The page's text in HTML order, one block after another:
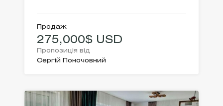
Продаж
275,000$ USD
Пропозиція від
Сергій Поночовний